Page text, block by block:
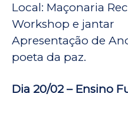
Local: Maçonaria
Workshop e jantar
Apresentação de
poeta da paz.
Dia 20/02 – Ensino